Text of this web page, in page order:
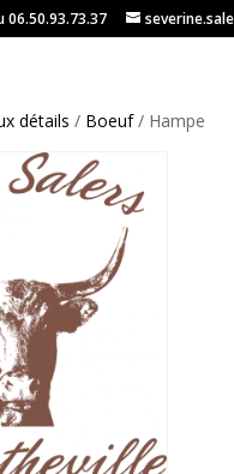
06.50.93.73.37
détails / Boeuf/ Hampe